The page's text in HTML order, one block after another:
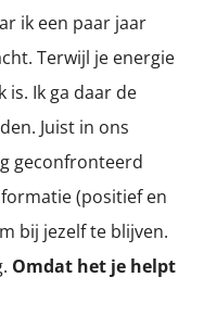
ik een paar jaar
Terwijl je energie
Ik ga daar de
Juist in ons
geconfronteerd
(positief en
bij jezelf te blijven.
Omdat het je helpt